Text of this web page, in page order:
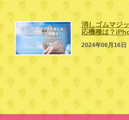
消しゴムマジ
応機種は？
2024年06月16日